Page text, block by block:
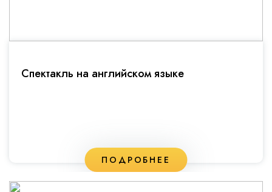
Спектакль на английском языке
ПОДРОБНЕЕ